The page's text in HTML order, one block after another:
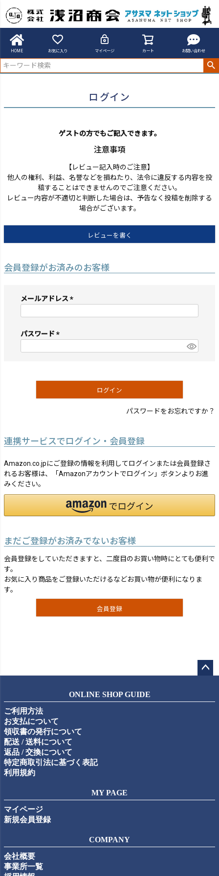
HOME お気に入り マイページ カート お問い合わせ
アサヌマネットショップ
ログイン
ゲストの方でもご記入できます。
注意事項
【レビュー記入時のご注意】
他人の権利、利益、名誉などを損ねたり、法令に違反する内容を投
稿することはできませんのでご注意ください。
レビュー内容が不適切と判断した場合は、予告なく投稿を削除する
場合がございます。
レビューを書く
会員登録がお済みのお客様
メールアドレス
須)
パスワード
須)
ログイン
パスワードをお忘れですか？
連携サービスでログイン・会員登録
Amazon.co.jpにご登録の情報を利用してログインまたは会員登録さ
れるお客様は、「Amazonアカウントでログイン」ボタンよりお進
みください。
まだご登録がお済みでないお客様
会員登録をしていただきますと、二度目のお買い物時にとても便利で
す。
お気に入り商品をご登録いただけるなどお買い物が便利になりま
す。
会員登録
ップ
ONLINE SHOP GUIDE
ご利用方法
お支払について
領収書の発行について
配送 / 送料について
返品 / 交換について
特定商取引法に基づく表記
利用規約
MY PAGE
マイページ
新規会員登録
COMPANY
会社概要
事業所一覧